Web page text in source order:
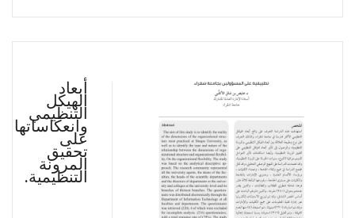
أبعاد
الهيكل
التنظيمي
وانعكاساتها
على
تحقيق
المرونة
التنظيمية.